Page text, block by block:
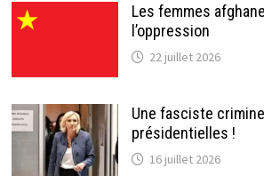
Les femmes
l’oppression
22 juillet 2026
Une fasciste
présidentielles !
16 juillet 2026